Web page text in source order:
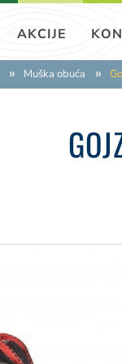
AKCIJE
Muška obuća